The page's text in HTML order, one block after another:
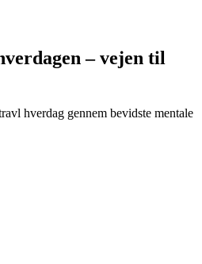
– vejen til
hverdag gennem bevidste mentale